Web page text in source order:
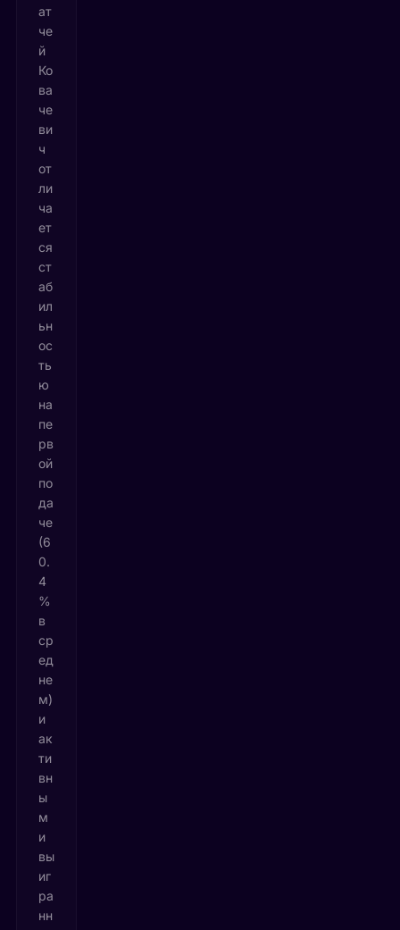
ат
че
й
Ко
ва
че
ви
ч
от
ли
ча
ет
ся
ст
аб
ил
ьн
ос
ть
ю
на
пе
рв
ой
по
да
че
(6
0.
4
%
в
ср
ед
не
м)
и
ак
ти
вн
ы
м
и
вы
иг
ра
нн